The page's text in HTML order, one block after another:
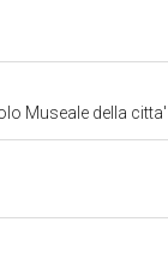
della citta' di